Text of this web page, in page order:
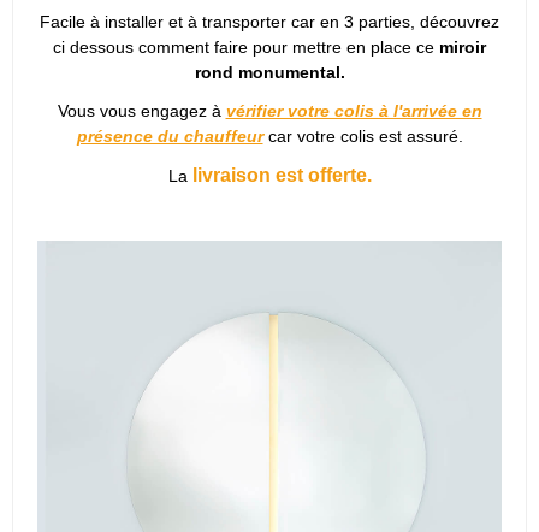
Facile à installer et à transporter car en 3 parties, découvrez
ci dessous comment faire pour mettre en place ce miroir
rond monumental.
Vous vous engagez à vérifier votre colis à l'arrivée en
présence du chauffeurcar votre colis est assuré.
La livraison est offerte.